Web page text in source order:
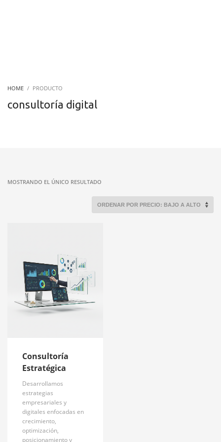
HOME PRODUCTO
consultoría digital
MOSTRANDO EL ÚNICO RESULTADO
Consultoría
Estratégica
Desarrollamos
estrategias
empresariales y
digitales enfocadas en
crecimiento,
optimización,
posicionamiento y